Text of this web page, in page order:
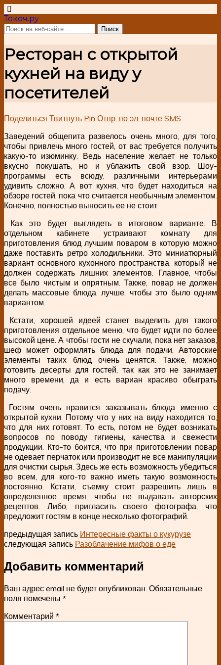
Токоч.ру
Ресторан с открытой
кухней на виду у
посетителей
Поделиться Твитнуть Pin Отпр. по эл. почте SMS
Заведений общепита развелось очень много, для того,
чтобы привлечь много гостей, от вас требуется получить
какую-то изюминку. Ведь население желает не только
вкусно покушать, но и ублажить свой взор. Шоу-
программы есть всюду, различными интерьерами
удивить сложно. А вот кухня, что будет находиться на
обзоре гостей, пока что считается необычным элементом.
Конечно, полностью выносить ее не стоит.
Как это будет выглядеть в итоговом варианте. В
отдельном кабинете устраивают комнату для
приготовления блюд лучшим поваром в которую можно
даже поставить ретро холодильники. Это миниатюрный
вариант основного кухонного пространства, который не
должен содержать лишних элементов. Главное, чтобы
все было чистым и опрятным. Также, повар не должен
делать массовые блюда, лучше, чтобы это было одним
вариантом.
Кстати, хорошей идеей станет выделить для такого
приготовления отдельное меню, что будет идти по более
высокой цене. А чтобы гости не скучали, пока нет заказов,
шеф может оформлять блюда для подачи. Авторские
элементы таких блюд очень ценятся. Также, можно
готовить десерты для гостей, так как это не занимает
много времени, да и есть вариан красиво обыграть
подачу.
Гостям очень нравится заказывать блюда именно с
открытой кухни. Потому что у них на виду находится то,
что для них готовят. То есть, потом не будет возникать
вопросов по поводу гигиены, качества и свежести
продукции. Кто-то боится, что при приготовлении повар
не одевает перчаток или производит не все манипуляции
для очистки сырья. Здесь же есть возможность убедиться
во всем, для кого-то важно иметь такую возможность
постоянно. Кстати, съемку стоит разрешить лишь в
определенное время, чтобы не выдавать авторских
рецептов. Либо, пригласить своего фотографа, что
предложит гостям в конце несколько фотографий.
предыдущая запись Интересные факты о кукурузе
следующая запись Разоблачение мифов о еде
Добавить комментарий
Ваш адрес email не будет опубликован. Обязательные
поля помечены *
Комментарий *